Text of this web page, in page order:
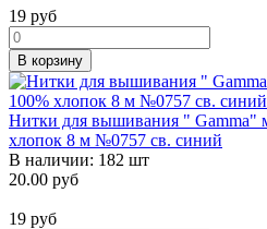
19 руб
В корзину
Нитки для вышивания " Gamma"
хлопок 8 м №0757 св. синий
В наличии: 182 шт
20.00 руб
19 руб